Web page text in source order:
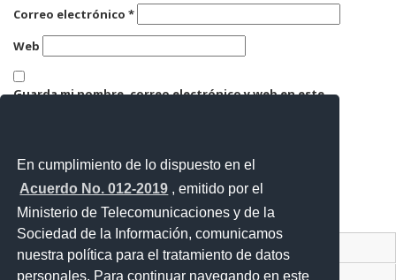
En cumplimiento de lo dispuesto en el
Acuerdo No. 012-2019 , emitido por el
Ministerio de Telecomunicaciones y de la
Sociedad de la Información, comunicamos
nuestra política para el tratamiento de datos
personales. Para continuar navegando en este
Correo electrónico *
Web
Guarda mi nombre, correo electrónico y web en este
Contacto Ciudadano Digital